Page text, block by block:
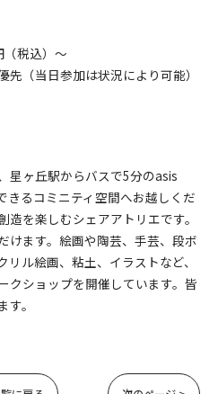
税込）〜
（当日参加は状況により可能）
星ヶ丘駅からバスで5分のasis
きるコミニティ空間へお越しくだ
を楽しむシェアアトリエです。
けます。絵画や陶芸、手芸、段ボ
ル絵画、粘土、イラストなど、
クショップを開催しています。皆
。